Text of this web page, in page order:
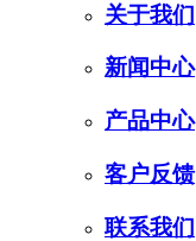
关于我们
新闻中心
产品中心
客户反馈
联系我们